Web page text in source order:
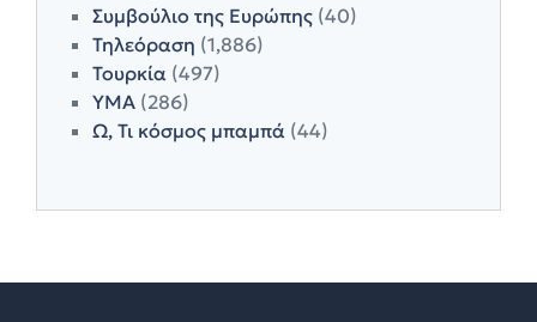
Συμβούλιο της Ευρώπης (40)
Τηλεόραση (1,886)
Τουρκία (497)
ΥΜΑ (286)
Ω, Τι κόσμος μπαμπά (44)